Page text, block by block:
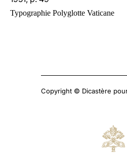
Typographie Polyglotte Vaticane
Copyright © Dicastère